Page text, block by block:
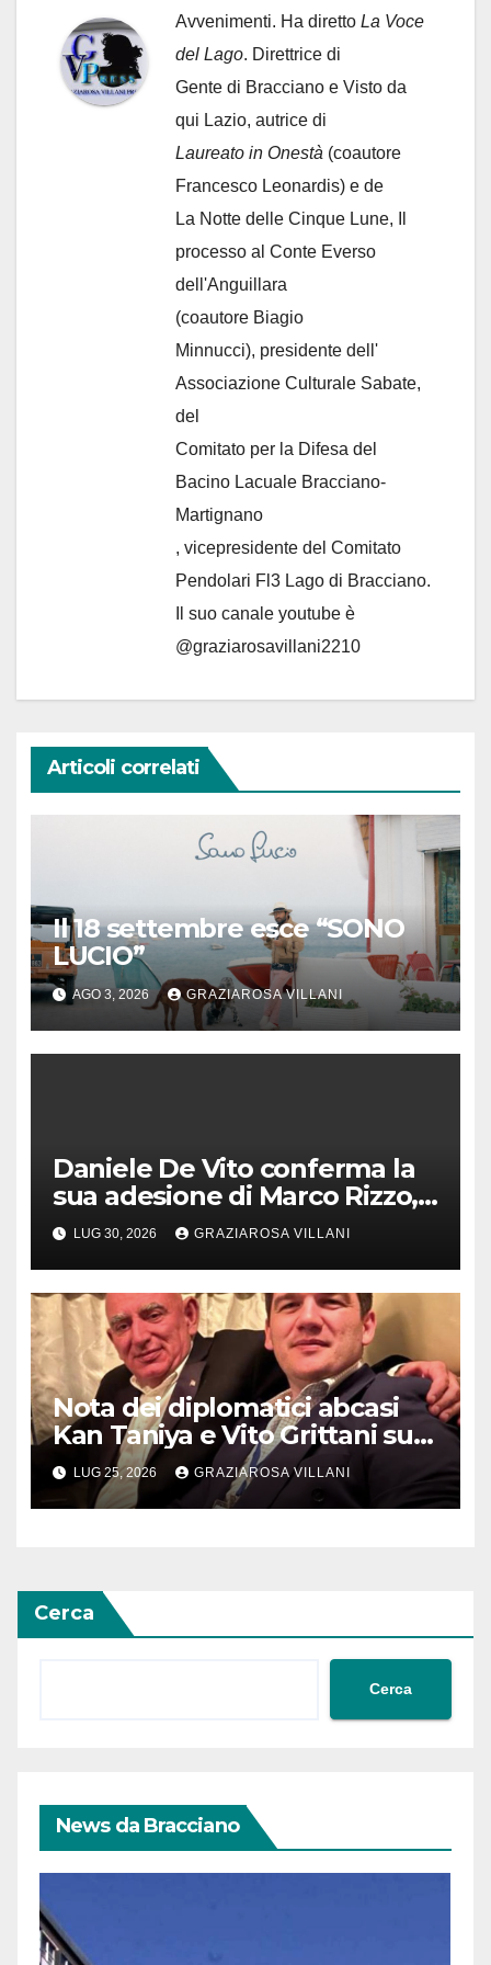
Avvenimenti. Ha diretto La Voce
del Lago. Direttrice di
Gente di Bracciano e Visto da
qui Lazio, autrice di
Laureato in Onestà (coautore
Francesco Leonardis) e de
La Notte delle Cinque Lune, Il
processo al Conte Everso
dell'Anguillara
(coautore Biagio
Minnucci), presidente dell'
Associazione Culturale Sabate,
del
Comitato per la Difesa del
Bacino Lacuale Bracciano-
Martignano
, vicepresidente del Comitato
Pendolari Fl3 Lago di Bracciano.
Il suo canale youtube è
@graziarosavillani2210
Articoli correlati
Il 18 settembre esce “SONO
LUCIO”
AGO 3, 2026 GRAZIAROSA VILLANI
Daniele De Vito conferma la
sua adesione di Marco Rizzo,
nel rispetto delle decisioni
del 1° Congress
LUG 30, 2026 GRAZIAROSA VILLANI
Nota dei diplomatici abcasi
Kan Taniya e Vito Grittani su
cosiddetto “ritiro
riconoscimento” di Abcasia e
Ossezia del Sud da parte della
LUG 25, 2026 GRAZIAROSA VILLANI
Cerca
Cerca
News da Bracciano